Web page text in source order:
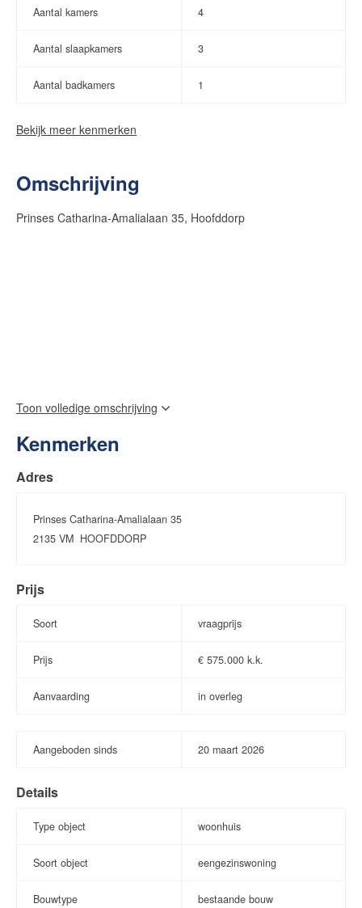
Aantal kamers 4
Aantal slaapkamers 3
Aantal badkamers 1
Bekijk meer kenmerken
Omschrijving
Prinses Catharina-Amalialaan 35, Hoofddorp
Toon volledige omschrijving
Kenmerken
Adres
Prinses Catharina-Amalialaan 35
2135 VM HOOFDDORP
Prijs
Soort vraagprijs
Prijs € 575.000 k.k.
Aanvaarding in overleg
Aangeboden sinds 20 maart 2026
Details
Type object woonhuis
Soort object eengezinswoning
Bouwtype bestaande bouw